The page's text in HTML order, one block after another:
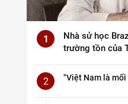
1
Nhà sử học
trường tồn của
2 "Việt Nam là